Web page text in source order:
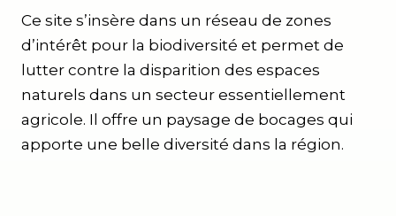
Ce site s’insère dans un réseau de zones
d’intérêt pour la biodiversité et permet de
lutter contre la disparition des espaces
naturels dans un secteur essentiellement
agricole. Il offre un paysage de bocages qui
apporte une belle diversité dans la région.